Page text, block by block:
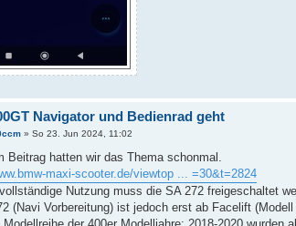
Navigator und Bedienrad geht
» So 23. Jun 2024, 11:02
Beitrag hatten wir das Thema schonmal.
maxi-scooter.de/viewtop ... =30&t=2824
Nutzung muss die SA 272 freigeschaltet
(Navi Vorbereitung) ist jedoch erst ab Facelift